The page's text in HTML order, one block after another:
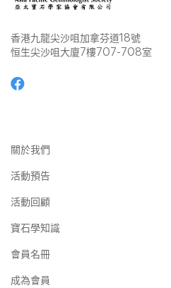
香港九龍尖沙咀加拿芬道18號
恒生尖沙咀大廈7樓707-708室
關於我們
活動預告
活動回顧
寶石學知識
會員名冊
成為會員